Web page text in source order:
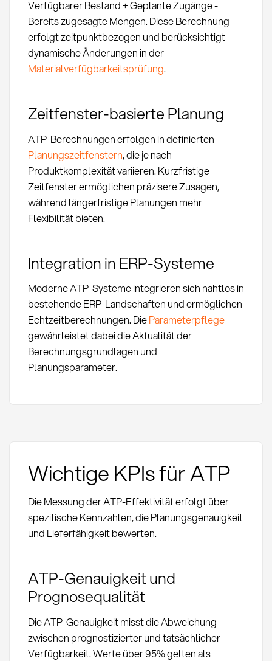
Verfügbarer Bestand + Geplante Zugänge -
Bereits zugesagte Mengen. Diese Berechnung
erfolgt zeitpunktbezogen und berücksichtigt
dynamische Änderungen in der
Materialverfügbarkeitsprüfung.
Zeitfenster-basierte Planung
ATP-Berechnungen erfolgen in definierten
Planungszeitfenstern, die je nach
Produktkomplexität variieren. Kurzfristige
Zeitfenster ermöglichen präzisere Zusagen,
während längerfristige Planungen mehr
Flexibilität bieten.
Integration in ERP-Systeme
Moderne ATP-Systeme integrieren sich nahtlos in
bestehende ERP-Landschaften und ermöglichen
Echtzeitberechnungen. DieParameterpflege
gewährleistet dabei die Aktualität der
Berechnungsgrundlagen und
Planungsparameter.
Wichtige KPIs für ATP
Die Messung der ATP-Effektivität erfolgt über
spezifische Kennzahlen, die Planungsgenauigkeit
und Lieferfähigkeit bewerten.
ATP-Genauigkeit und
Prognosequalität
Die ATP-Genauigkeit misst die Abweichung
zwischen prognostizierter und tatsächlicher
Verfügbarkeit. Werte über 95% gelten als